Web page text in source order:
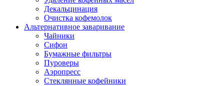
Декальцинация
Очистка кофемолок
Альтернативное заваривание
Чайники
Сифон
Бумажные фильтры
Пуроверы
Аэропресс
Стеклянные кофейники